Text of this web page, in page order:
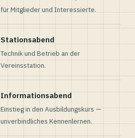
für Mitglieder und Interessierte.
Stationsabend
Technik und Betrieb an der
Vereinsstation.
Informationsabend
Einstieg in den Ausbildungskurs —
unverbindliches Kennenlernen.